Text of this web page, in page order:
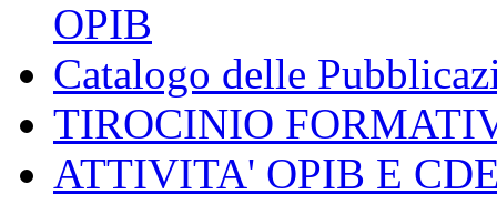
OPIB
Catalogo delle
TIROCINIO
ATTIVITA' OPIB E